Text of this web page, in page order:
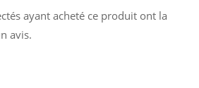
ayant acheté ce produit ont la
avis.